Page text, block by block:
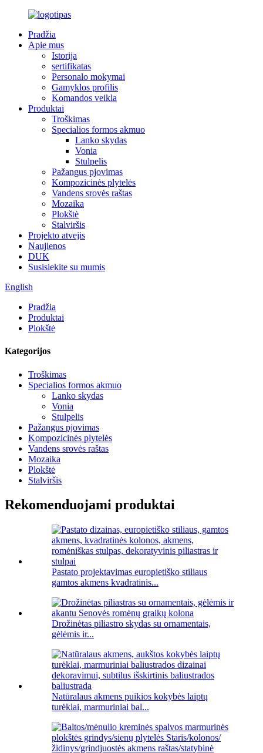
Pradžia
Apie mus
Istorija
sertifikatas
Personalo mokymai
Gamyklos profilis
Komandos veikla
Produktai
Troškimas
Specialios formos akmuo
Lanko skydas
Vonia
Stulpelis
Pažangus pjovimas
Kompozicinės plytelės
Vandens srovės raštas
Mozaika
Plokštė
Stalviršis
Projekto atvejis
Naujienos
DUK
Susisiekite su mumis
English
Pradžia
Produktai
Plokštė
Kategorijos
Troškimas
Specialios formos akmuo
Lanko skydas
Vonia
Stulpelis
Pažangus pjovimas
Kompozicinės plytelės
Vandens srovės raštas
Mozaika
Plokštė
Stalviršis
Rekomenduojami produktai
Pastato projektavimas europietiško stiliaus
gamtos akmens kvadratinis...
Drožinėtas piliastro skydas su ornamentais,
gėlėmis ir...
Natūralaus akmens puikios kokybės laiptų
turėklai, marmuriniai bal...